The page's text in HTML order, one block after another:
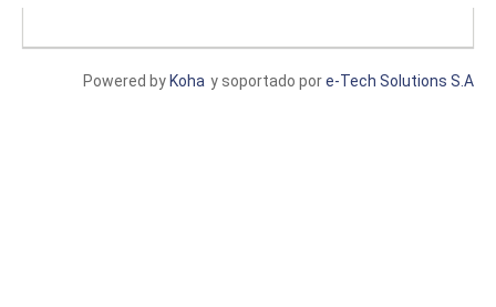
y soportado pore-Tech Solutions S.A
Powered by Koha